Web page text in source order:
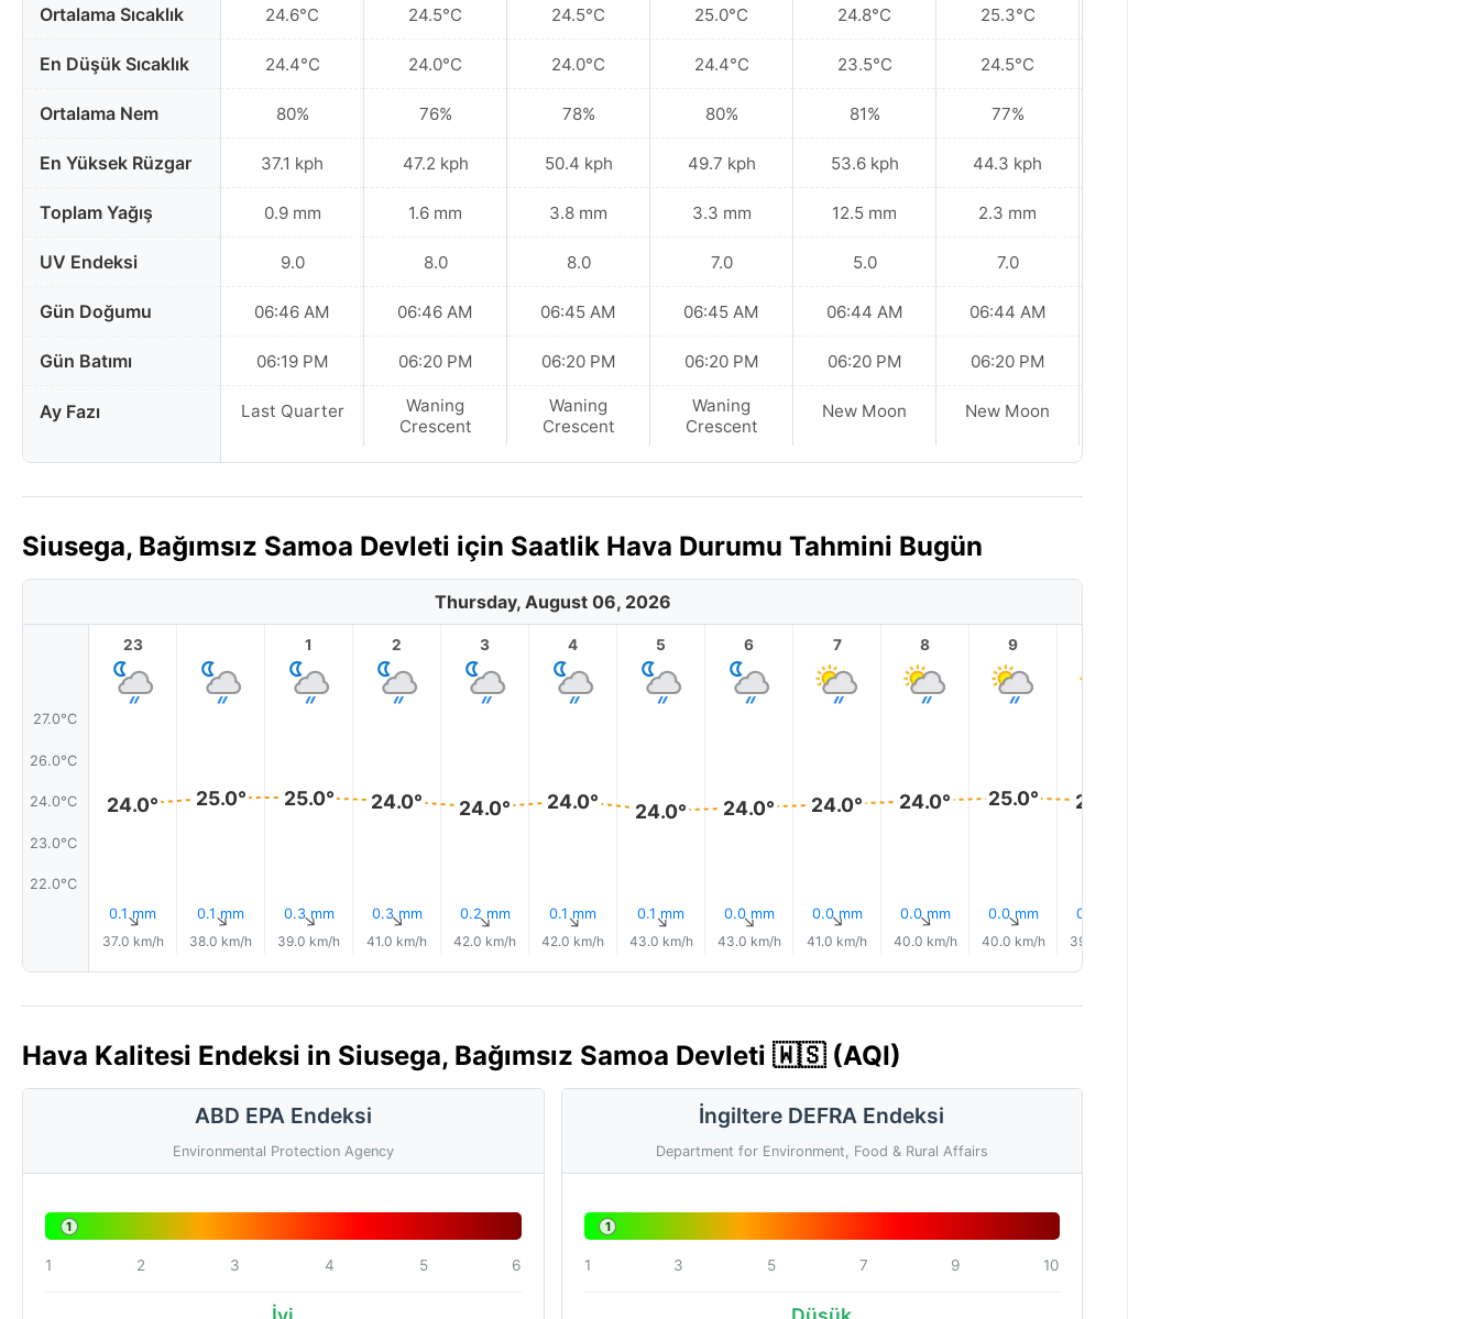
Ortalama Sıcaklık
En Düşük Sıcaklık
Ortalama Nem
En Yüksek Rüzgar
Toplam Yağış
UV Endeksi
Gün Doğumu
Gün Batımı
Ay Fazı
24.6°C
24.4°C
80%
37.1 kph
0.9 mm
9.0
06:46 AM
06:19 PM
Last Quarter
24.5°C
24.0°C
76%
47.2 kph
1.6 mm
8.0
06:46 AM
06:20 PM
Waning
Crescent
24.5°C
24.0°C
78%
50.4 kph
3.8 mm
8.0
06:45 AM
06:20 PM
Waning
Crescent
25.0°C
24.4°C
80%
49.7 kph
3.3 mm
7.0
06:45 AM
06:20 PM
Waning
Crescent
24.8°C
23.5°C
81%
53.6 kph
12.5 mm
5.0
06:44 AM
06:20 PM
New Moon
25.3°C
24.5°C
77%
44.3 kph
2.3 mm
7.0
06:44 AM
06:20 PM
New Moon
Siusega, Bağımsız Samoa Devleti için Saatlik Hava Durumu Tahmini Bugün
Thursday, August 06, 2026
27.0°C
26.0°C
24.0°C
23.0°C
22.0°C
23
24.0°
0.1 mm
↑
37.0 km/h
25.0°
0.1 mm
↑
38.0 km/h
1
25.0°
0.3 mm
↑
39.0 km/h
2
24.0°
0.3 mm
↑
41.0 km/h
3
24.0°
0.2 mm
↑
42.0 km/h
4
24.0°
0.1 mm
↑
42.0 km/h
5
24.0°
0.1 mm
↑
43.0 km/h
6
24.0°
0.0 mm
↑
43.0 km/h
7
24.0°
0.0 mm
↑
41.0 km/h
8
24.0°
0.0 mm
↑
40.0 km/h
9
25.0°
0.0 mm
↑
40.0 km/h
24.0°
0.0 mm
39.0 km/h
Hava Kalitesi Endeksi in Siusega, Bağımsız Samoa Devleti 🇼🇸 (AQI)
ABD EPA Endeksi
Environmental Protection Agency
1
1 2 3 4 5 6
İngiltere DEFRA Endeksi
Department for Environment, Food & Rural Affairs
1
1 3 5 7 9 10